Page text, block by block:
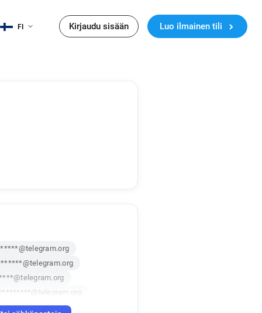
FI Kirjaudu sisään Luo ilmainen tili
q**********@telegram.org